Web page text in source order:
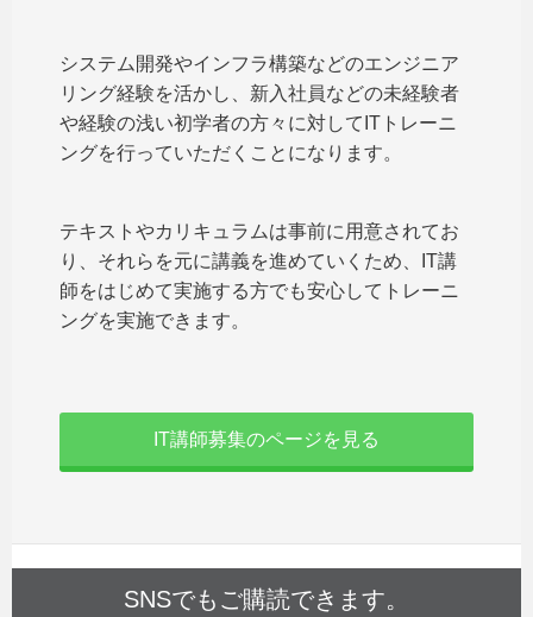
システム開発やインフラ構築などのエンジニア
リング経験を活かし、新入社員などの未経験者
や経験の浅い初学者の方々に対してITトレーニ
ングを行っていただくことになります。
テキストやカリキュラムは事前に用意されてお
り、それらを元に講義を進めていくため、IT講
師をはじめて実施する方でも安心してトレーニ
ングを実施できます。
IT講師募集のページを見る
SNSでもご購読できます。